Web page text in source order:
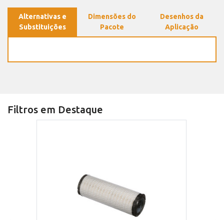
Alternativas e
Substituições
Dimensões do
Pacote
Desenhos da
Aplicação
Filtros em Destaque